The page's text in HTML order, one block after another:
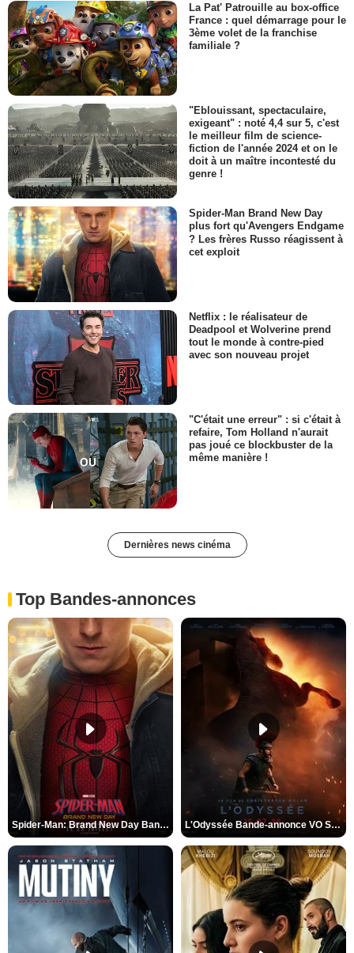
La Pat' Patrouille au box-office
France : quel démarrage pour le
3ème volet de la franchise
familiale ?
"Eblouissant, spectaculaire,
exigeant" : noté 4,4 sur 5, c'est
le meilleur film de science-
fiction de l'année 2024 et on le
doit à un maître incontesté du
genre !
Spider-Man Brand New Day
plus fort qu'Avengers Endgame
? Les frères Russo réagissent à
cet exploit
Netflix : le réalisateur de
Deadpool et Wolverine prend
tout le monde à contre-pied
avec son nouveau projet
"C'était une erreur" : si c'était à
refaire, Tom Holland n'aurait
pas joué ce blockbuster de la
même manière !
Dernières news cinéma
Top Bandes-annonces
Spider-Man: Brand New Day Bande-annonce VO STFR L'Odyssée Bande-annonce VO STFR